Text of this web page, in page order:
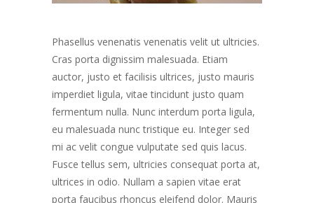
Phasellus venenatis venenatis velit ut ultricies.
Cras porta dignissim malesuada. Etiam
auctor, justo et facilisis ultrices, justo mauris
imperdiet ligula, vitae tincidunt justo quam
fermentum nulla. Nunc interdum porta ligula,
eu malesuada nunc tristique eu. Integer sed
mi ac velit congue vulputate sed quis lacus.
Fusce tellus sem, ultricies consequat porta at,
ultrices in odio. Nullam a sapien vitae erat
porta faucibus rhoncus eleifend dolor. Mauris